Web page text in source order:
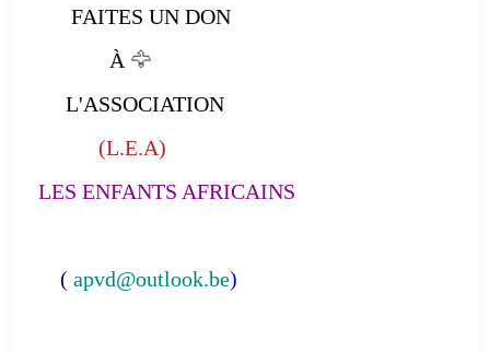
FAITES UN DON
À 🦅
L'ASSOCIATION
(L.E.A)
LES ENFANTS AFRICAINS
( apvd@outlook.be)